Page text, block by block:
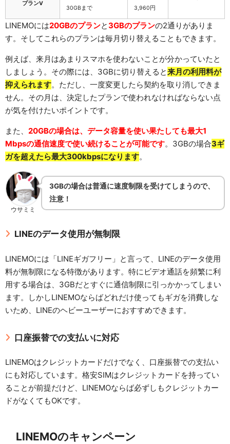
プランV
30GBまで
3,960円
LINEMOには20GBのプランと3GBのプランの2通りがありま
す。そしてこれらのプランは毎月切り替えることもできます。
例えば、来月はあまりスマホを使わないことが分かっていたと
しましょう。その際には、3GBに切り替えると来月の利用料が
抑えられます。ただし、一度変更したら契約を取り消しできま
せん。その月は、決定したプランで使われなければならない点
が気を付けたいポイントです。
また、 20GBの場合は、データ容量を使い果たしても最大1
Mbpsの通信速度で使い続けることが可能です。3GBの場合3ギ
ガを超えたら最大300kbpsになります。
ウサミミ
3GBの場合は普通に速度制限を受けてしまうので、
注意！
LINEのデータ使用が無制限
LINEMOには「LINEギガフリー」と言って、LINEのデータ使用
料が無制限になる特徴があります。特にビデオ通話を頻繁に利
用する場合は、3GBだとすぐに通信制限に引っかかってしまい
ます。しかしLINEMOならばどれだけ使ってもギガを消費しな
いため、LINEのヘビーユーザーにおすすめできます。
口座振替での支払いに対応
LINEMOはクレジットカードだけでなく、口座振替での支払い
にも対応しています。格安SIMはクレジットカードを持ってい
ることが前提だけど、LINEMOならば必ずしもクレジットカー
ドがなくてもOKです。
LINEMOのキャンペーン